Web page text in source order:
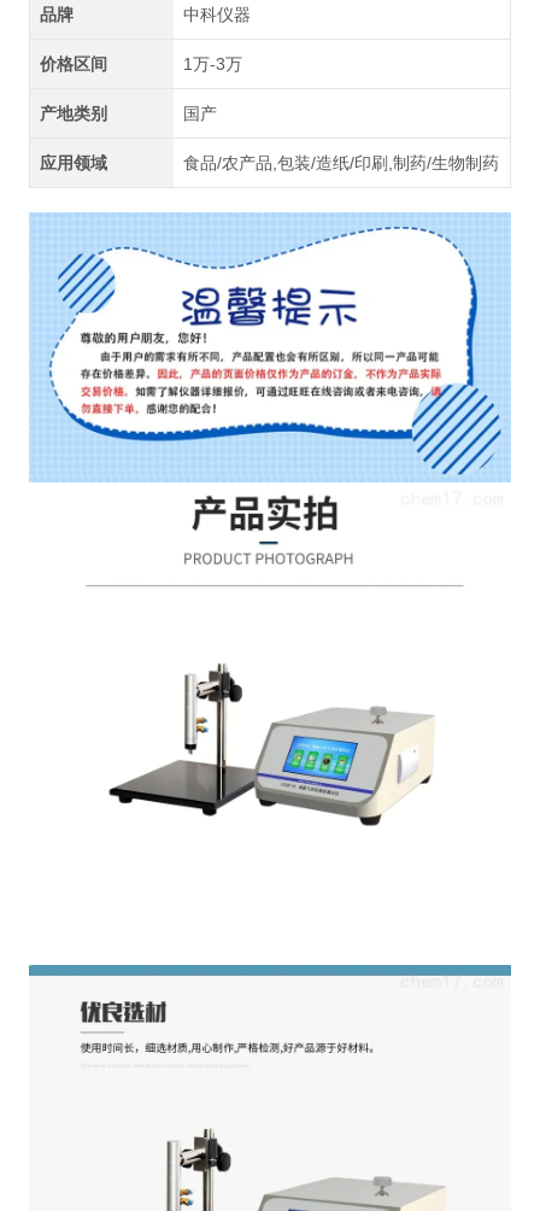
品牌 中科仪器
价格区间 1万-3万
产地类别 国产
应用领域 食品/农产品,包装/造纸/印刷,制药/生物制药